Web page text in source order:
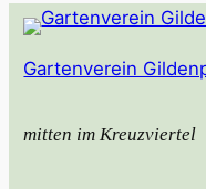
Gartenverein
mitten im Kreuzviertel